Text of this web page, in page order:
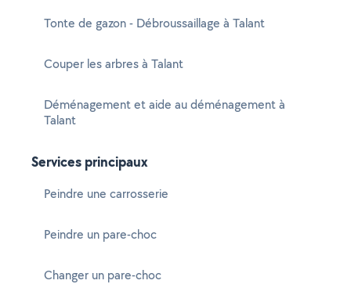
Tonte de gazon - Débroussaillage à Talant
Couper les arbres à Talant
Déménagement et aide au déménagement à
Talant
Services principaux
Peindre une carrosserie
Peindre un pare-choc
Changer un pare-choc